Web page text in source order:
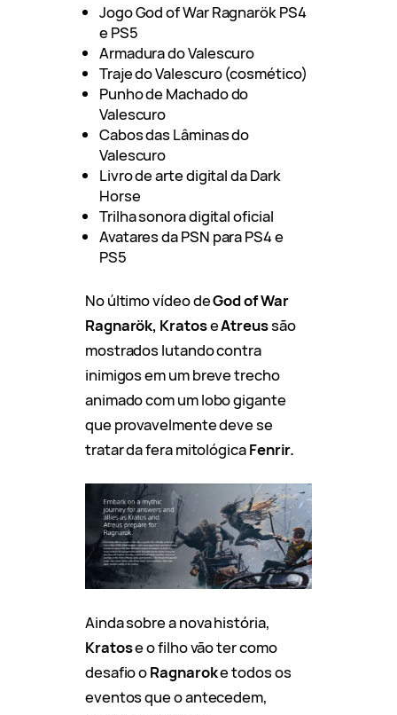
Jogo God of War Ragnarök PS4
e PS5
Armadura do Valescuro
Traje do Valescuro (cosmético)
Punho de Machado do
Valescuro
Cabos das Lâminas do
Valescuro
Livro de arte digital da Dark
Horse
Trilha sonora digital oficial
Avatares da PSN para PS4 e
PS5
No último vídeo deGod of War
Ragnarök, KratoseAtreussão
mostrados lutando contra
inimigos em um breve trecho
animado com um lobo gigante
que provavelmente deve se
tratar da fera mitológicaFenrir.
Ainda sobre a nova história,
Kratose o filho vão ter como
desafio oRagnaroke todos os
eventos que o antecedem,